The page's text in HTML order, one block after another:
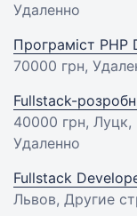
Удаленно
Програміст PHP
70000 грн,
Fullstack-
40000 грн, Луцк,
Удаленно
Fullstack
Львов, Другие